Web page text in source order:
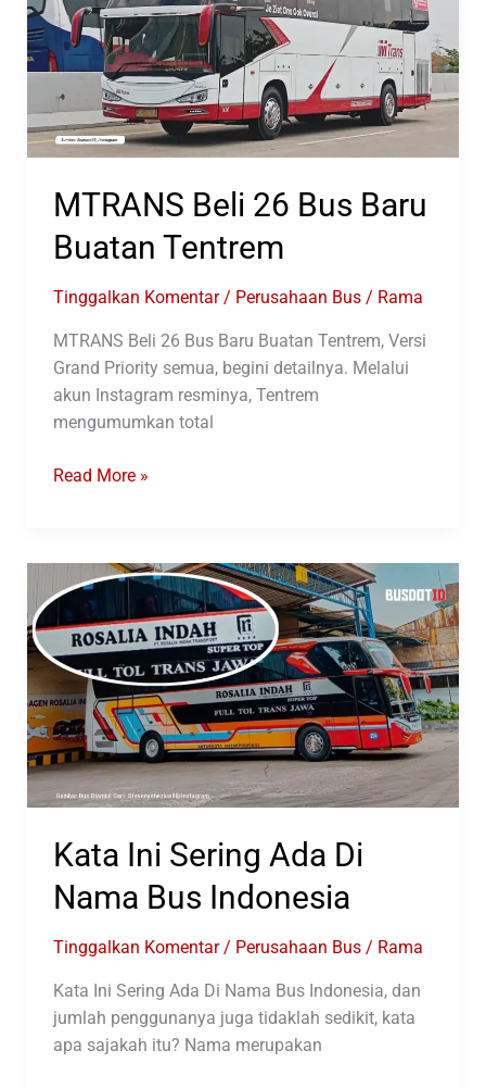
MTRANS Beli 26 Bus Baru
Buatan Tentrem
Tinggalkan Komentar / Perusahaan Bus/ Rama
MTRANS Beli 26 Bus Baru Buatan Tentrem, Versi
Grand Priority semua, begini detailnya. Melalui
akun Instagram resminya, Tentrem
mengumumkan total
MTRANS
Baru
Buatan
Tentrem
Read More »
Kata Ini Sering Ada Di
Nama Bus Indonesia
Tinggalkan Komentar / Perusahaan Bus/ Rama
Kata Ini Sering Ada Di Nama Bus Indonesia, dan
jumlah penggunanya juga tidaklah sedikit, kata
apa sajakah itu? Nama merupakan